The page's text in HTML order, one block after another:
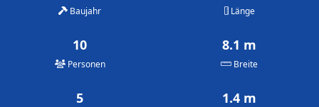
Baujahr Länge
10
Personen
8.1 m
Breite
5 1.4 m